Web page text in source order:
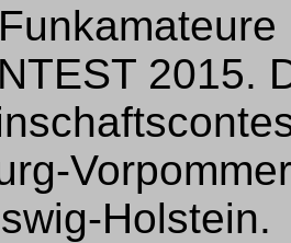
2015.
Holstein.